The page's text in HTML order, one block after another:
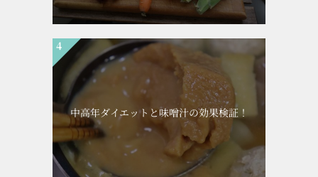
中高年ダイエットと味噌汁の効果検証！